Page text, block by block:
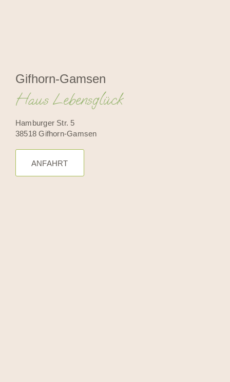
Gifhorn-Gamsen
Haus Lebensglück
Hamburger Str. 5
38518 Gifhorn-Gamsen
ANFAHRT